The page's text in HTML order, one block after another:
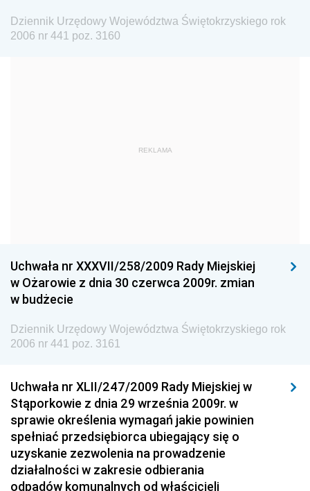
Dziennik Urzędowy Ministra Edukacji Narodowej
Dziennik Urzędowy Ministra Gospodarki Morskiej
Dziennik Urzędowy Ministra Kultury i Dziedzictwa
Dziennik Urzędowy Ministra Pracy i Polityki
Społecznej
Dziennik Urzędowy Urzędu Lotnictwa Cywilnego
Dziennik Urzędowy Ministerstwa Hutnictwa i
Przemysłu Maszynowego
Dziennik Urzędowy Ministerstwa Zdrowia i Opieki
Społecznej
Dziennik Urzędowy Ministerstwa Rolnictwa, Leśnictwa
i Gospodarki Żywnościowej
Dziennik Urzędowy Województwa Świętokrzyskiego rok
2006 nr 441 poz. 3160
REKLAMA
Uchwała nr XXXVII/258/2009 Rady Miejskiej
w Ożarowie z dnia 30 czerwca 2009r. zmian
w budżecie
Dziennik Urzędowy Województwa Świętokrzyskiego rok
2006 nr 441 poz. 3161
Uchwała nr XLII/247/2009 Rady Miejskiej w
Stąporkowie z dnia 29 września 2009r. w
sprawie określenia wymagań jakie powinien
spełniać przedsiębiorca ubiegający się o
uzyskanie zezwolenia na prowadzenie
działalności w zakresie odbierania
odpadów komunalnych od właścicieli